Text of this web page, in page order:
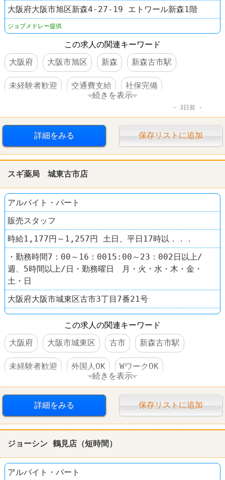
大阪府大阪市旭区新森4-27-19 エトワール新森1階
ジョブメドレー提供
この求人の関連キーワード
大阪府
大阪市旭区 新森 新森古市駅
未経験者歓迎 交通費支給 社保完備
続きを表示
3日前
詳細をみる 保存リストに追加
スギ薬局 城東古市店
アルバイト・パート
販売スタッフ
時給1,177円～1,257円 土日、平日17時以．．．
・勤務時間7：00～16：0015:00～23：002日以上/
週、5時間以上/日・勤務曜日 月・火・水・木・金・
土・日
大阪府大阪市城東区古市3丁目7番21号
この求人の関連キーワード
大阪府
大阪市城東区 古市 新森古市駅
未経験者歓迎 外国人OK WワークOK
交通費支給 社保完備 社員登用あり
60代以上活躍
続きを表示
詳細をみる 保存リストに追加
ジョーシン 鶴見店（短時間）
アルバイト・パート